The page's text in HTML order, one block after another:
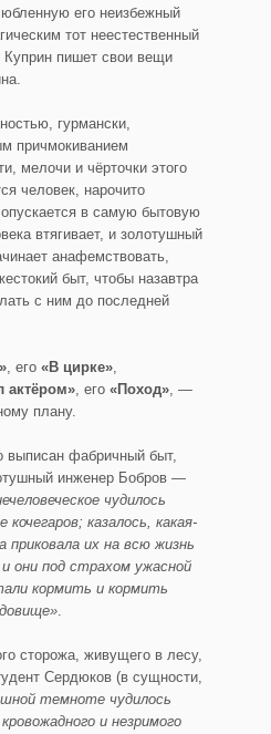
его неизбежный
тот неестественный
Куприн пишет свои вещи
гурмански,
причмокиванием
мелочи и чёрточки этого
человек, нарочито
в самую бытовую
втягивает, и золотушный
анафемствовать,
быт, чтобы назавтра
с ним до последней
, его «В цирке»,
актёром», его «Поход», —
плану.
выписан фабричный быт,
инженер Бобров —
чудилось
казалось, какая-
их на всю жизнь
они под страхом ужасной
кормить и кормить
.
сторожа, живущего в лесу,
Сердюков (в сущности,
темноте чудилось
и незримого